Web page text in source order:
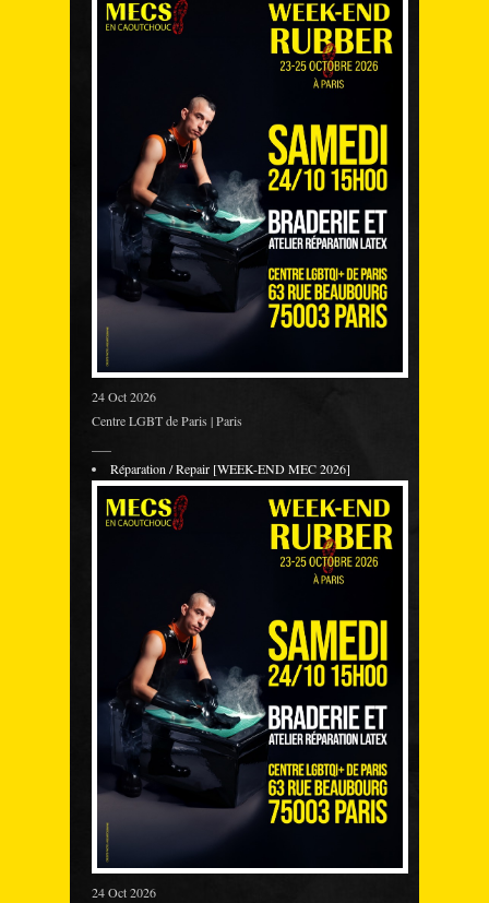
24 Oct 2026
Centre LGBT de Paris | Paris
Réparation / Repair [WEEK-END MEC 2026]
24 Oct 2026